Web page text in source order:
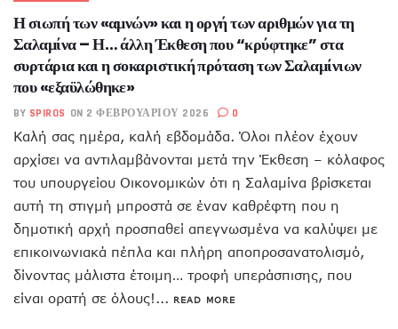
Η σιωπή των «αμνών» και η οργή των αριθμών για τη
Σαλαμίνα – Η… άλλη Έκθεση που “κρύφτηκε” στα
συρτάρια και η σοκαριστική πρόταση των Σαλαμίνιων
που «εξαϋλώθηκε»
BY SPIROS ON 2 ΦΕΒΡΟΥΑΡΊΟΥ 2026 0
Καλή σας ημέρα, καλή εβδομάδα. Όλοι πλέον έχουν
αρχίσει να αντιλαμβάνονται μετά την Έκθεση – κόλαφος
του υπουργείου Οικονομικών ότι η Σαλαμίνα βρίσκεται
αυτή τη στιγμή μπροστά σε έναν καθρέφτη που η
δημοτική αρχή προσπαθεί απεγνωσμένα να καλύψει με
επικοινωνιακά πέπλα και πλήρη αποπροσανατολισμό,
δίνοντας μάλιστα έτοιμη… τροφή υπεράσπισης, που
είναι ορατή σε όλους!... READ MORE